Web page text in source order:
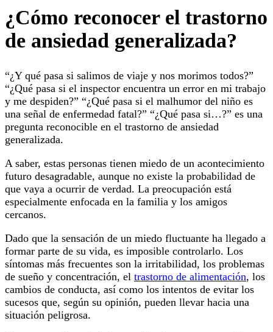
¿Cómo reconocer el trastorno
de ansiedad generalizada?
“¿Y qué pasa si salimos de viaje y nos morimos todos?”
“¿Qué pasa si el inspector encuentra un error en mi trabajo
y me despiden?” “¿Qué pasa si el malhumor del niño es
una señal de enfermedad fatal?” “¿Qué pasa si…?” es una
pregunta reconocible en el trastorno de ansiedad
generalizada.
A saber, estas personas tienen miedo de un acontecimiento
futuro desagradable, aunque no existe la probabilidad de
que vaya a ocurrir de verdad. La preocupación está
especialmente enfocada en la familia y los amigos
cercanos.
Dado que la sensación de un miedo fluctuante ha llegado a
formar parte de su vida, es imposible controlarlo. Los
síntomas más frecuentes son la irritabilidad, los problemas
de sueño y concentración, el trastorno de alimentación, los
cambios de conducta, así como los intentos de evitar los
sucesos que, según su opinión, pueden llevar hacia una
situación peligrosa.